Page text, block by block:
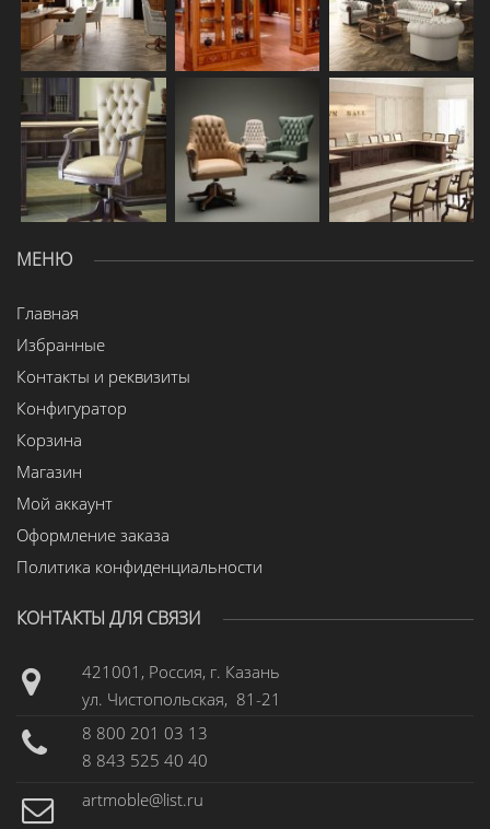
МЕНЮ
Главная
Избранные
Контакты и реквизиты
Конфигуратор
Корзина
Магазин
Мой аккаунт
Оформление заказа
Политика конфиденциальности
КОНТАКТЫ ДЛЯ СВЯЗИ
421001, Россия, г. Казань
ул. Чистопольская, 81-21
8 800 201 03 13
8 843 525 40 40
artmoble@list.ru